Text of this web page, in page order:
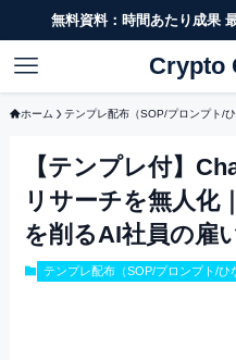
無料資料：時間あたり成果
Crypto
ホーム テンプレ配布（SOP/プロンプト/ひ
【テンプレ付】
リサーチを無人化
を削るAI社員の雇
テンプレ配布（SOP/プロンプト/ひ